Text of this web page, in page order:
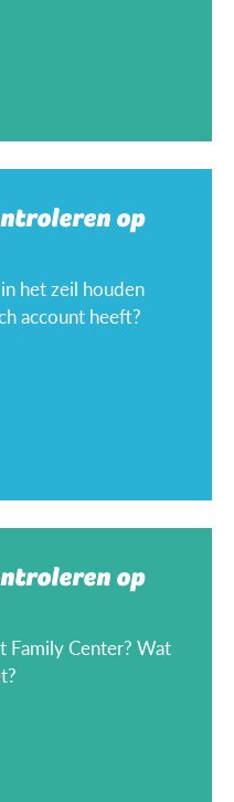
op
het zeil houden
account heeft?
op
Family Center? Wat